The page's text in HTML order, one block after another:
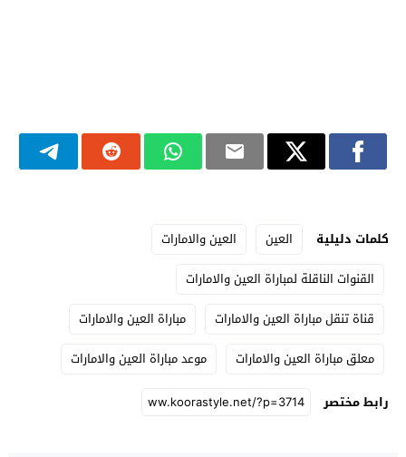
كلمات دليلية العين
العين والامارات
القنوات الناقلة لمباراة العين والامارات
قناة تنقل مباراة العين والامارات
مباراة العين والامارات
معلق مباراة العين والامارات
موعد مباراة العين والامارات
رابط مختصر